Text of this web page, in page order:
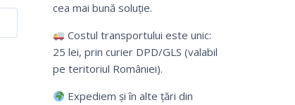
cea mai bună soluție.
Costul transportului este unic:
25 lei, prin curier DPD/GLS (valabil
pe teritoriul României).
Expediem și în alte țări din